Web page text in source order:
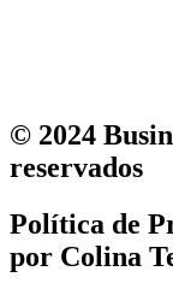
© 2024
reservados
Política de
por Colina